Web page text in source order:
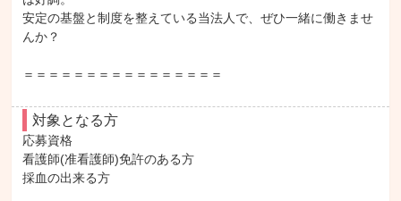
安定の基盤と制度を整えている当法人で、ぜひ一緒に働きませ
んか？
＝＝＝＝＝＝＝＝＝＝＝＝＝＝＝＝
対象となる方
応募資格
看護師(准看護師)免許のある方
採血の出来る方